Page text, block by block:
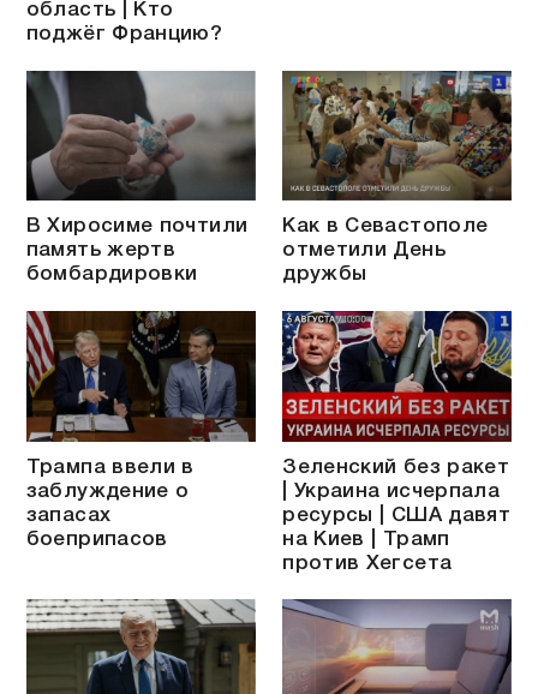
область | Кто
поджёг Францию?
В Хиросиме почтили
память жертв
бомбардировки
Как в Севастополе
отметили День
дружбы
Трампа ввели в
заблуждение о
запасах
боеприпасов
Зеленский без ракет
| Украина исчерпала
ресурсы | США давят
на Киев | Трамп
против Хегсета